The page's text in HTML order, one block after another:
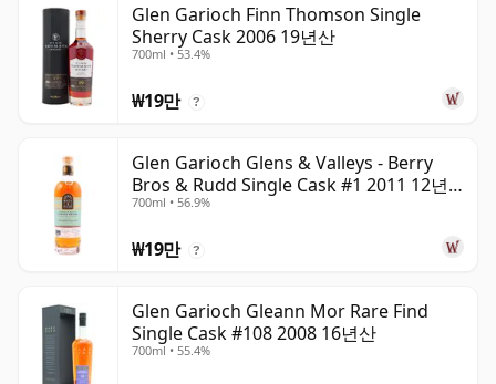
Glen Garioch Finn Thomson Single
Sherry Cask 2006 19년산
700ml • 53.4%
₩19만 ?
Glen Garioch Glens & Valleys - Berry
Bros & Rudd Single Cask #1 2011 12년
산
700ml • 56.9%
₩19만 ?
Glen Garioch Gleann Mor Rare Find
Single Cask #108 2008 16년산
700ml • 55.4%